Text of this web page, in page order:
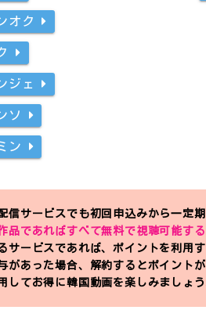
オク
ジェ
ソ
ン
信サービスでも初回申込みから一定
品であればすべて無料で視聴可能す
サービスであれば、ポイントを利用
があった場合、解約するとポイント
してお得に韓国動画を楽しみましょう